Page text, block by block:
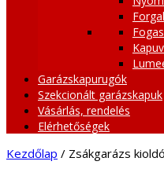
Garázskapurugók
Szekcionált garázskapuk
Vásárlás, rendelés
Elérhetőségek
Kezdőlap / Zsákgarázs